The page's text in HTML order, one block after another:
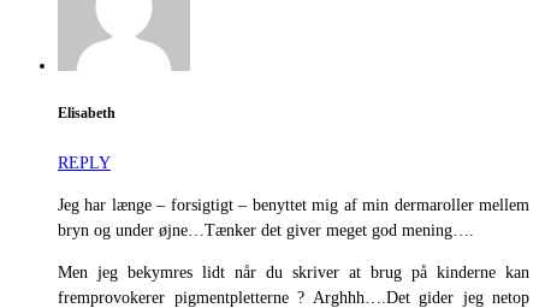
Elisabeth
REPLY
Jeg har længe – forsigtigt – benyttet mig af min dermaroller mellem
bryn og under øjne…Tænker det giver meget god mening….
Men jeg bekymres lidt når du skriver at brug på kinderne kan
fremprovokerer pigmentpletterne ? Arghhh….Det gider jeg netop